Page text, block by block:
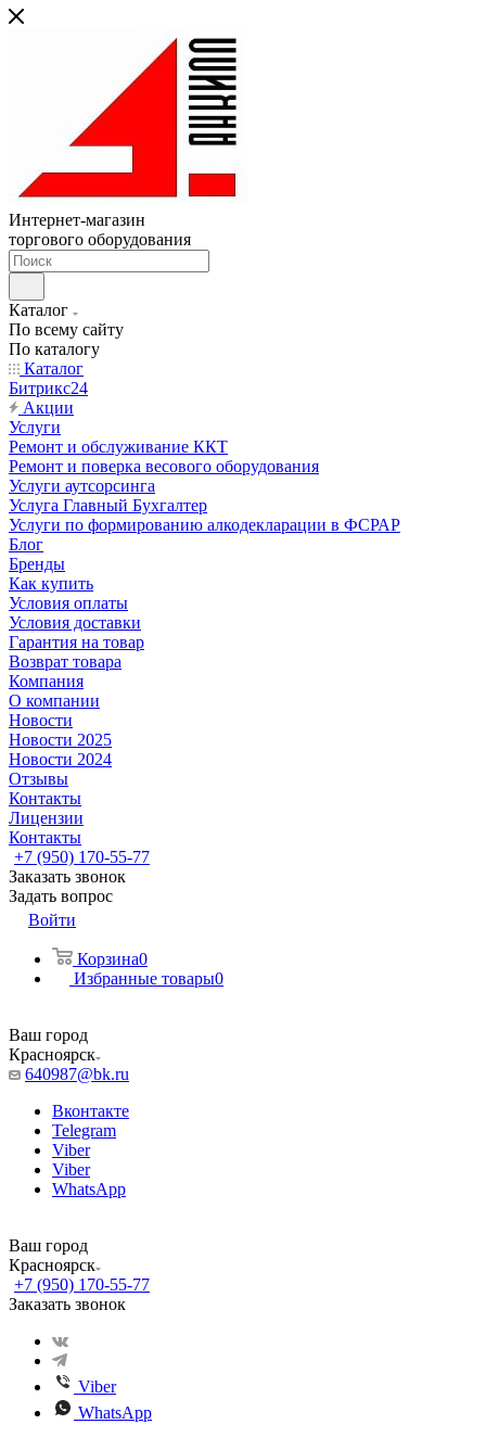
Интернет-магазин
торгового оборудования
Каталог
По всему сайту
По каталогу
Каталог
Битрикс24
Акции
Услуги
Ремонт и обслуживание ККТ
Ремонт и поверка весового оборудования
Услуги аутсорсинга
Услуга Главный Бухгалтер
Услуги по формированию алкодекларации в ФСРАР
Блог
Бренды
Как купить
Условия оплаты
Условия доставки
Гарантия на товар
Возврат товара
Компания
О компании
Новости
Новости 2025
Новости 2024
Отзывы
Контакты
Лицензии
Контакты
+7 (950) 170-55-77
Заказать звонок
Задать вопрос
Войти
Корзина0
Избранные товары0
Ваш город
Красноярск
640987@bk.ru
Вконтакте
Telegram
Viber
Viber
WhatsApp
Ваш город
Красноярск
+7 (950) 170-55-77
Заказать звонок
Viber
WhatsApp